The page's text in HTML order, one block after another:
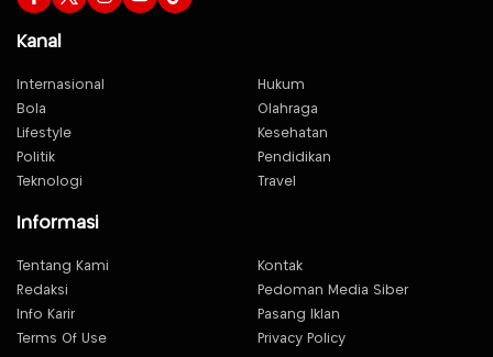
Kanal
Internasional
Hukum
Bola
Olahraga
Lifestyle
Kesehatan
Politik
Pendidikan
Teknologi
Travel
Informasi
Tentang Kami
Kontak
Redaksi
Pedoman Media Siber
Info Karir
Pasang Iklan
Terms Of Use
Privacy Policy